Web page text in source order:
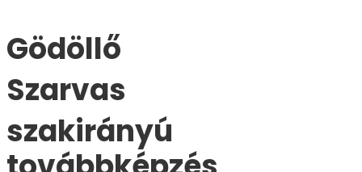
Gödöllő
Szarvas
szakirányú